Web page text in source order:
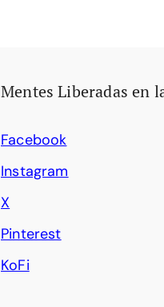
Mentes Liberadas en
Facebook
Instagram
X
Pinterest
KoFi